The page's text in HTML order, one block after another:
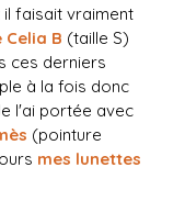
il faisait vraiment
B (taille S)
ces derniers
à la fois donc
l'ai portée avec
(pointure
mes lunettes